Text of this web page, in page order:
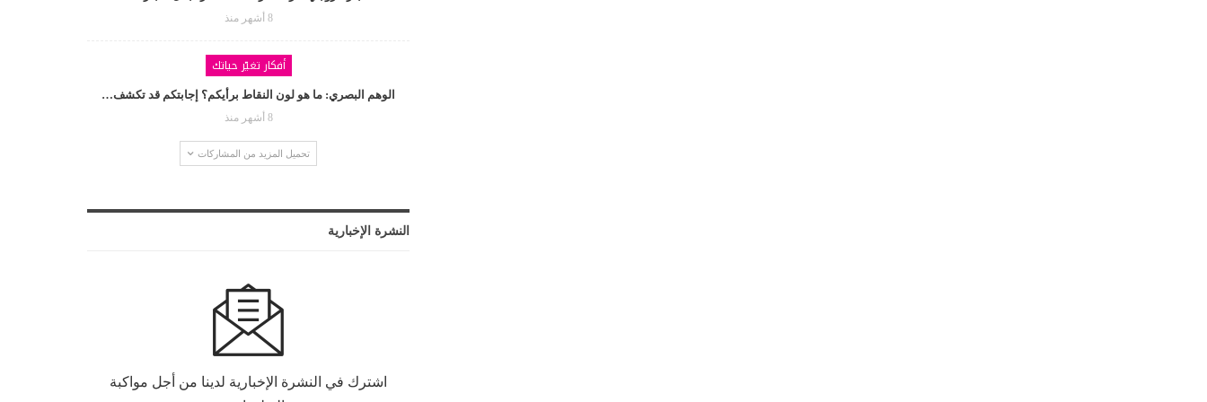
8 أشهر منذ
أفكار تغيّر حياتك
الوهم البصري: ما هو لون النقاط برأيكم؟ إجابتكم قد تكشف…
8 أشهر منذ
تحميل المزيد من المشاركات
النشرة الإخبارية
اشترك في النشرة الإخبارية لدينا من أجل مواكبة